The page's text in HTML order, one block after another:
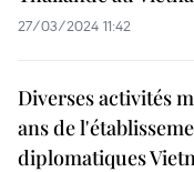
27/03/2024 11:42
Diverses activités
ans de
diplomatiques